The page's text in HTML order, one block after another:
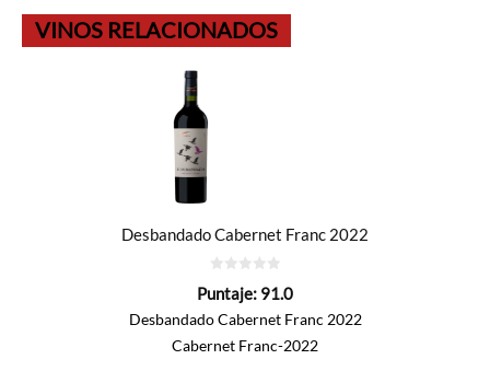
VINOS RELACIONADOS
Desbandado Cabernet Franc 2022
de
Puntaje: 91.0
Desbandado Cabernet Franc 2022
Cabernet Franc-2022